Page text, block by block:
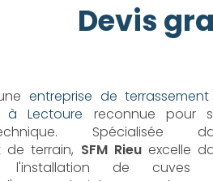
Devis
entreprise de
à Lectoure reconnue pour
Spécialisée
de terrain, SFM Rieuexcelle
l'installation de cuves